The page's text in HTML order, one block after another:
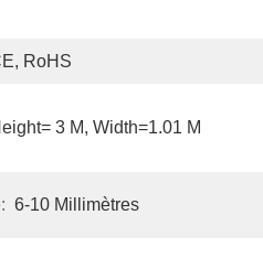
RoHS
3 M, Width=1.01 M
6-10 Millimètres